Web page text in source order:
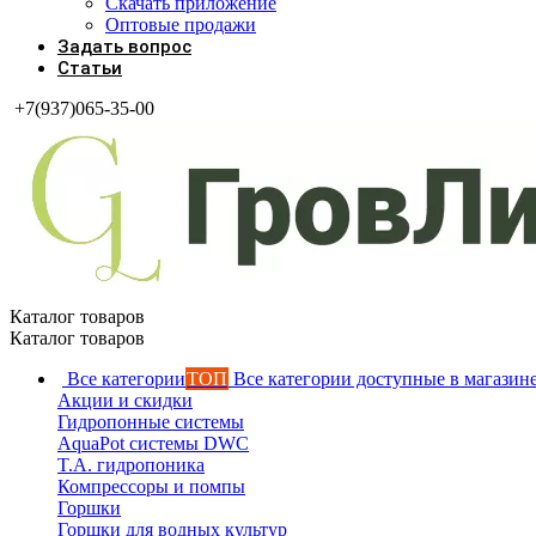
Оптовые продажи
Задать вопрос
Статьи
+7(937)065-35-00
Каталог товаров
Каталог товаров
Все категорииТОП Все категории доступные в
Акции и скидки
Гидропонные системы
AquaPot системы DWC
T.A. гидропоника
Компрессоры и помпы
Горшки
Горшки для водных культур